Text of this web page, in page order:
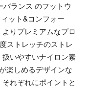
ランス のフットウ
ット&コンフォー
りプレミアムなプロ
ストレッチのストレ
いやすいナイロン素
楽しめるデザインな
れぞれにポイントと